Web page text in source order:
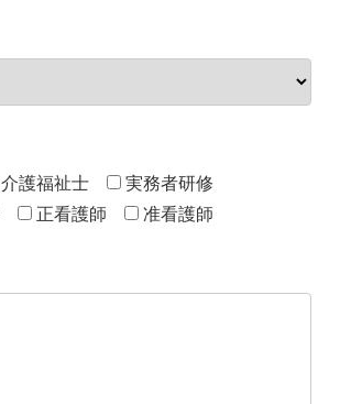
介護福祉士
実務者研修
正看護師 准看護師